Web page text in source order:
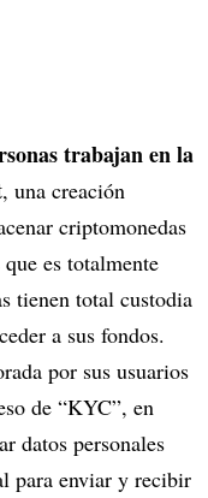
trabajan en la
, una creación
criptomonedas
es totalmente
tienen total custodia
a sus fondos.
por sus usuarios
de “KYC”, en
datos personales
para enviar y recibir